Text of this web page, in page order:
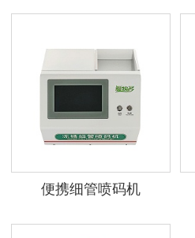
便携细管喷码机